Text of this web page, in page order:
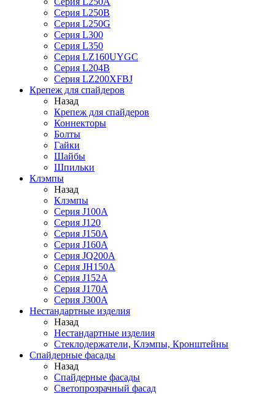
Серия L250B
Серия L250G
Серия L300
Серия L350
Серия LZ160UYGC
Серия L204B
Серия LZ200XFBJ
Крепеж для спайдеров
Назад
Крепеж для спайдеров
Коннекторы
Болты
Гайки
Шайбы
Шпильки
Клэмпы
Назад
Клэмпы
Серия J100A
Серия J120
Серия J150A
Серия J160A
Серия JQ200A
Серия JH150A
Серия J152A
Серия J170A
Серия J300A
Нестандартные изделия
Назад
Нестандартные изделия
Стеклодержатели, Клэмпы, Кронштейны
Спайдерные фасады
Назад
Спайдерные фасады
Светопрозрачный фасад